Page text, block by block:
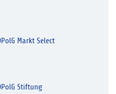
Markt Select
Stiftung